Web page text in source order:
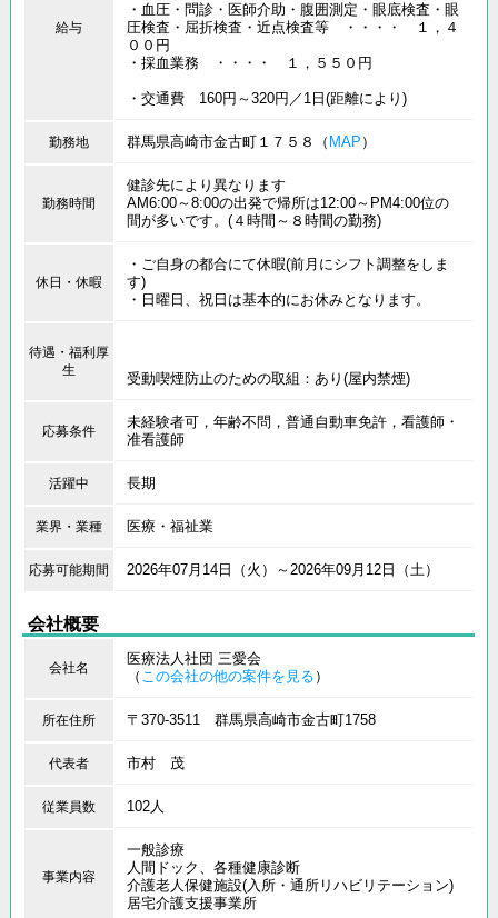
給与
・血圧・問診・医師介助・腹囲測定・眼底検査・眼
圧検査・屈折検査・近点検査等 ・・・・ １，４
００円
・採血業務 ・・・・ １，５５０円
・交通費 160円～320円／1日(距離により)
勤務地 群馬県高崎市金古町１７５８（ MAP ）
勤務時間
健診先により異なります
AM6:00～8:00の出発で帰所は12:00～PM4:00位の
間が多いです。(４時間～８時間の勤務)
休日・休暇
・ご自身の都合にて休暇(前月にシフト調整をしま
す)
・日曜日、祝日は基本的にお休みとなります。
待遇・福利厚
生
受動喫煙防止のための取組：あり(屋内禁煙)
応募条件
未経験者可，年齢不問，普通自動車免許，看護師・
准看護師
活躍中 長期
業界・業種 医療・福祉業
応募可能期間 2026年07月14日（火）～2026年09月12日（土）
会社概要
会社名
医療法人社団 三愛会
（ この会社の他の案件を見る ）
所在住所 〒370-3511 群馬県高崎市金古町1758
代表者 市村 茂
従業員数 102人
事業内容
一般診療
人間ドック、各種健康診断
介護老人保健施設(入所・通所リハビリテーション)
居宅介護支援事業所